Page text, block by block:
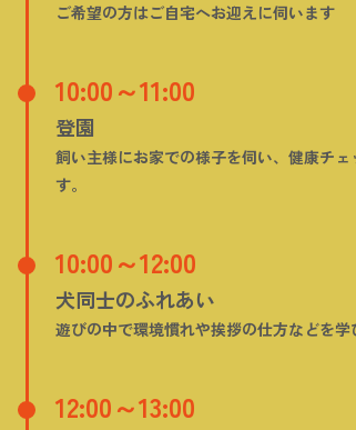
ご希望の方はご自宅へお迎えに伺います
10:00～11:00
登園
飼い主様にお家での様子を伺い、健康チェ
す。
10:00～12:00
犬同士のふれあい
遊びの中で環境慣れや挨拶の仕方などを学
12:00～13:00